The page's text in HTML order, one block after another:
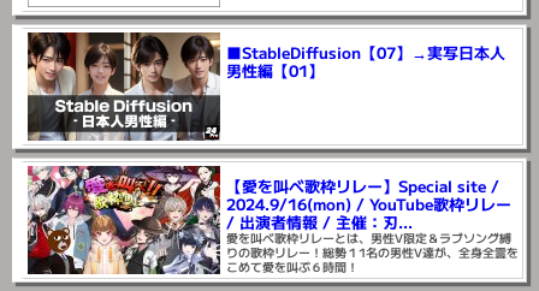
■StableDiffusion【07】→実写日本人
男性編【01】
【愛を叫べ歌枠リレー】Special site /
2024.9/16(mon) / YouTube歌枠リレー
/ 出演者情報 / 主催：刃...
愛を叫べ歌枠リレーとは、男性V限定＆ラブソング縛
りの歌枠リレー！総勢１1名の男性V達が、全身全霊を
こめて愛を叫ぶ６時間！